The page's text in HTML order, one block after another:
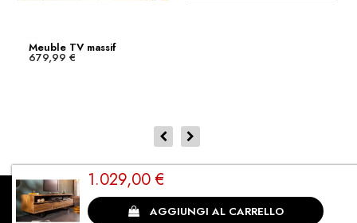
Meuble TV massif
INFINITY...
679,99 €
1.029,00 €
AGGIUNGI AL CARRELLO
Cliente soddisfatto